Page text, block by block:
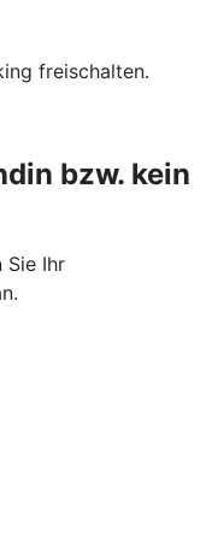
freischalten.
bzw. kein
Sie Ihr